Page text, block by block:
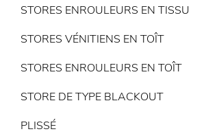
STORES ENROULEURS EN TISSU
STORES VÉNITIENS EN TOÎT
STORES ENROULEURS EN TOÎT
STORE DE TYPE BLACKOUT
PLISSÉ